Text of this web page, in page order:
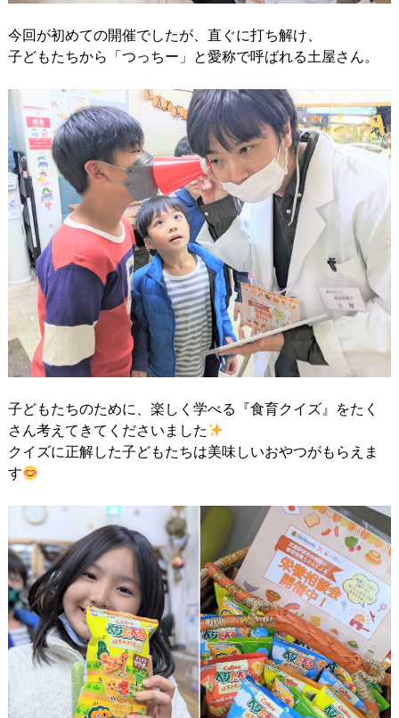
今回が初めての開催でしたが、直ぐに打ち解け、
子どもたちから「つっちー」と愛称で呼ばれる土屋さん。
子どもたちのために、楽しく学べる『食育クイズ』をたく
さん考えてきてくださいました
クイズに正解した子どもたちは美味しいおやつがもらえま
す